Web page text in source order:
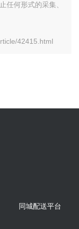
任何形式的采集、
42415.html
同城配送平台